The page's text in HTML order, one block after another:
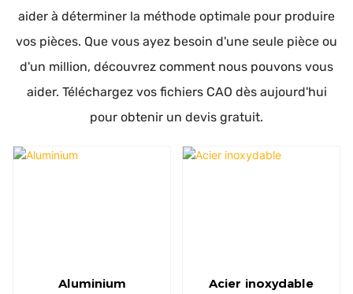
aider à déterminer la méthode optimale pour produire
vos pièces. Que vous ayez besoin d'une seule pièce ou
d'un million, découvrez comment nous pouvons vous
aider. Téléchargez vos fichiers CAO dès aujourd'hui
pour obtenir un devis gratuit.
Aluminium
Acier inoxydable